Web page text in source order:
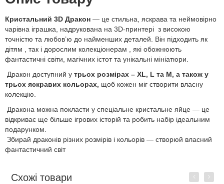
Кристальний 3D Дракон — це стильна, яскрава та неймовірно
чарівна іграшка, надрукована на 3D-принтері з високою
точністю та любов’ю до найменших деталей. Він підходить як
дітям , так і дорослим колекціонерам , які обожнюють
фантастичні світи, магічних істот та унікальні мініатюри.
Дракон доступний у трьох розмірах – XL, L та M, а також у
трьох яскравих кольорах, щоб кожен міг створити власну
колекцію.
Дракона можна покласти у спеціальне кристальне яйце — це
відкриває ще більше ігрових історій та робить набір ідеальним
подарунком.
Збирай драконів різних розмірів і кольорів — створюй власний
фантастичний світ
Схожі товари Previous
Next